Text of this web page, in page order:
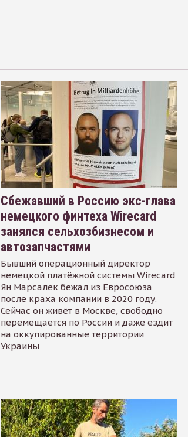
Сбежавший в Россию экс-глава
немецкого финтеха Wirecard
занялся сельхозбизнесом и
автозапчастями
Бывший операционный директор
немецкой платёжной системы Wirecard
Ян Марсалек бежал из Евросоюза
после краха компании в 2020 году.
Сейчас он живёт в Москве, свободно
перемещается по России и даже ездит
на оккупированные территории
Украины